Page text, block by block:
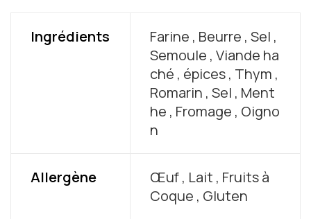
Ingrédients
Farine , Beurre , Sel ,
Semoule , Viande ha
ché , épices , Thym ,
Romarin , Sel , Ment
he , Fromage , Oigno
n
Allergène
Œuf , Lait , Fruits à
Coque , Gluten